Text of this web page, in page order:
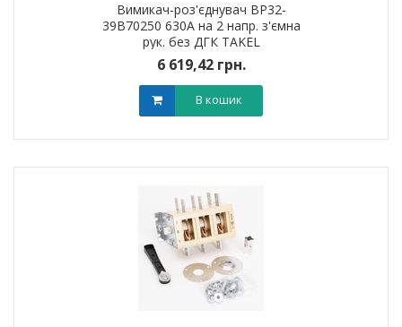
Вимикач-роз'єднувач ВР32-
39B70250 630А на 2 напр. з'ємна
рук. без ДГК TAKEL
6 619,42 грн.
В кошик